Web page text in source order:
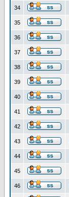
34
35
36
37
38
39
40
41
42
43
44
45
46